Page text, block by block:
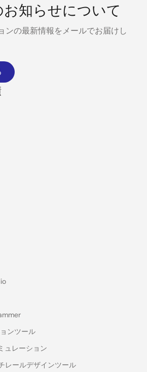
知らせについて
ンの最新情報をメールでお届けし
ンツール
ュレーション
レールデザインツール